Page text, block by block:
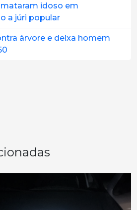
idoso em
a júri popular
árvore e deixa homem